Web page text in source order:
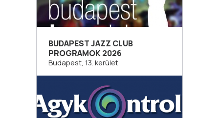
BUDAPEST JAZZ CLUB
PROGRAMOK 2026
Budapest, 13. kerület